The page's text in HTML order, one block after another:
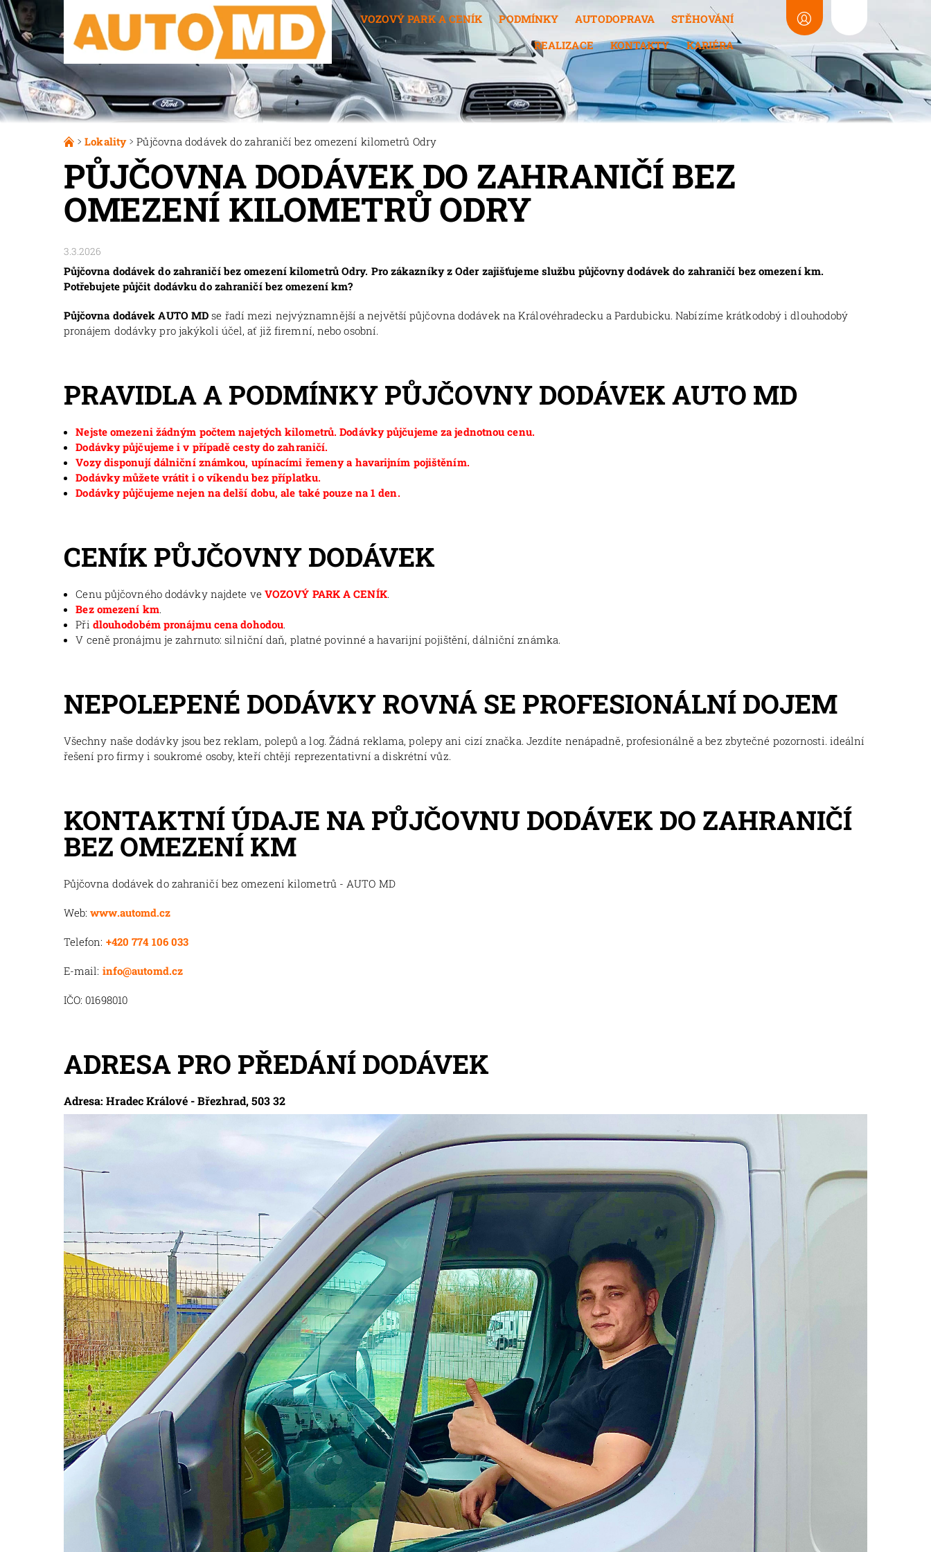
VOZOVÝ PARK A CENÍK PODMÍNKY AUTODOPRAVA
STĚHOVÁNÍ
REALIZACE
KONTAKTY KARIÉRA
Lokality Půjčovna dodávek do zahraničí bez omezení kilometrů Odry
PŮJČOVNA DODÁVEK DO ZAHRANIČÍ BEZ
OMEZENÍ KILOMETRŮ ODRY
3.3.2026
Půjčovna dodávek do zahraničí bez omezení kilometrů Odry. Pro zákazníky z Oder zajišťujeme službu půjčovny dodávek do zahraničí bez omezení km.
Potřebujete půjčit dodávku do zahraničí bez omezení km?
Půjčovna dodávek AUTO MDse řadí mezi nejvýznamnější a největší půjčovna dodávek na Královéhradecku a Pardubicku. Nabízíme krátkodobý i dlouhodobý
pronájem dodávky pro jakýkoli účel, ať již firemní, nebo osobní.
PRAVIDLA A PODMÍNKY PŮJČOVNY DODÁVEK AUTO MD
Nejste omezeni žádným počtem najetých kilometrů. Dodávky půjčujeme za jednotnou cenu.
Dodávky půjčujeme i v případě cesty do zahraničí.
Vozy disponují dálniční známkou, upínacími řemeny a havarijním pojištěním.
Dodávky můžete vrátit i o víkendu bez příplatku.
Dodávky půjčujeme nejen na delší dobu, ale také pouze na 1 den.
CENÍK PŮJČOVNY DODÁVEK
Cenu půjčovného dodávky najdete ve VOZOVÝ PARK A CENÍK.
Bez omezení km.
Při dlouhodobém pronájmu cena dohodou.
V ceně pronájmu je zahrnuto: silniční daň, platné povinné a havarijní pojištění, dálniční známka.
NEPOLEPENÉ DODÁVKY ROVNÁ SE PROFESIONÁLNÍ DOJEM
Všechny naše dodávky jsou bez reklam, polepů a log. Žádná reklama, polepy ani cizí značka. Jezdíte nenápadně, profesionálně a bez zbytečné pozornosti. ideální
řešení pro firmy i soukromé osoby, kteří chtějí reprezentativní a diskrétní vůz.
KONTAKTNÍ ÚDAJE NA PŮJČOVNU DODÁVEK DO ZAHRANIČÍ
BEZ OMEZENÍ KM
Půjčovna dodávek do zahraničí bez omezení kilometrů - AUTO MD
Web:www.automd.cz
Telefon: +420 774 106 033
E-mail: info@automd.cz
IČO: 01698010
ADRESA PRO PŘEDÁNÍ DODÁVEK
Adresa: Hradec Králové - Březhrad, 503 32